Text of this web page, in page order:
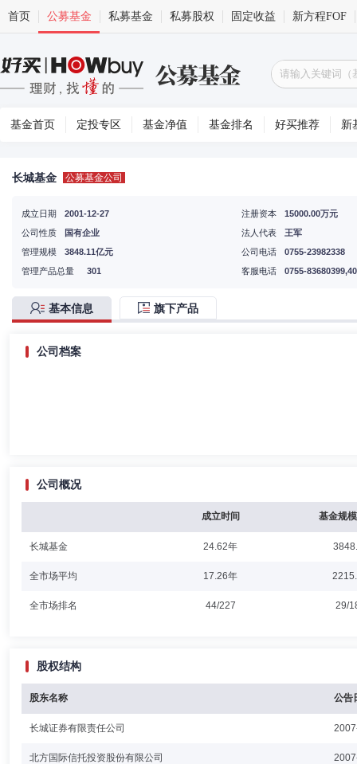
首页 公募基金 私募基金 私募股权 固定收益 新方程FOF
基金首页 定投专区 基金净值 基金排名 好买推荐 新
长城基金 公募基金公司
成立日期
2001-12-27
公司性质
国有企业
注册资本
15000.00万元
法人代表
王军
管理规模
3848.11亿元
管理产品总量
301
公司电话
0755-23982338
客服电话
0755-
基本信息 旗下产品
公司档案
公司概况
成立时间 基金规
长城基金 24.62年
全市场平均 17.26年
全市场排名 44/227 29/
股权结构
股东名称 公告
长城证券有限责任公司
北方国际信托投资股份有限公司